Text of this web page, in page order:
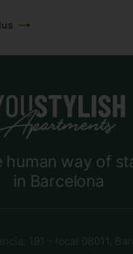
human way of
in Barcelona
191 - local 08011,